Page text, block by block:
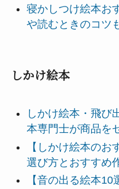
寝かしつけ絵本お
や読むときのコツ
しかけ絵本
しかけ絵本・飛び
本専門士が商品を
【しかけ絵本の
選び方とおすすめ
【音の出る絵本